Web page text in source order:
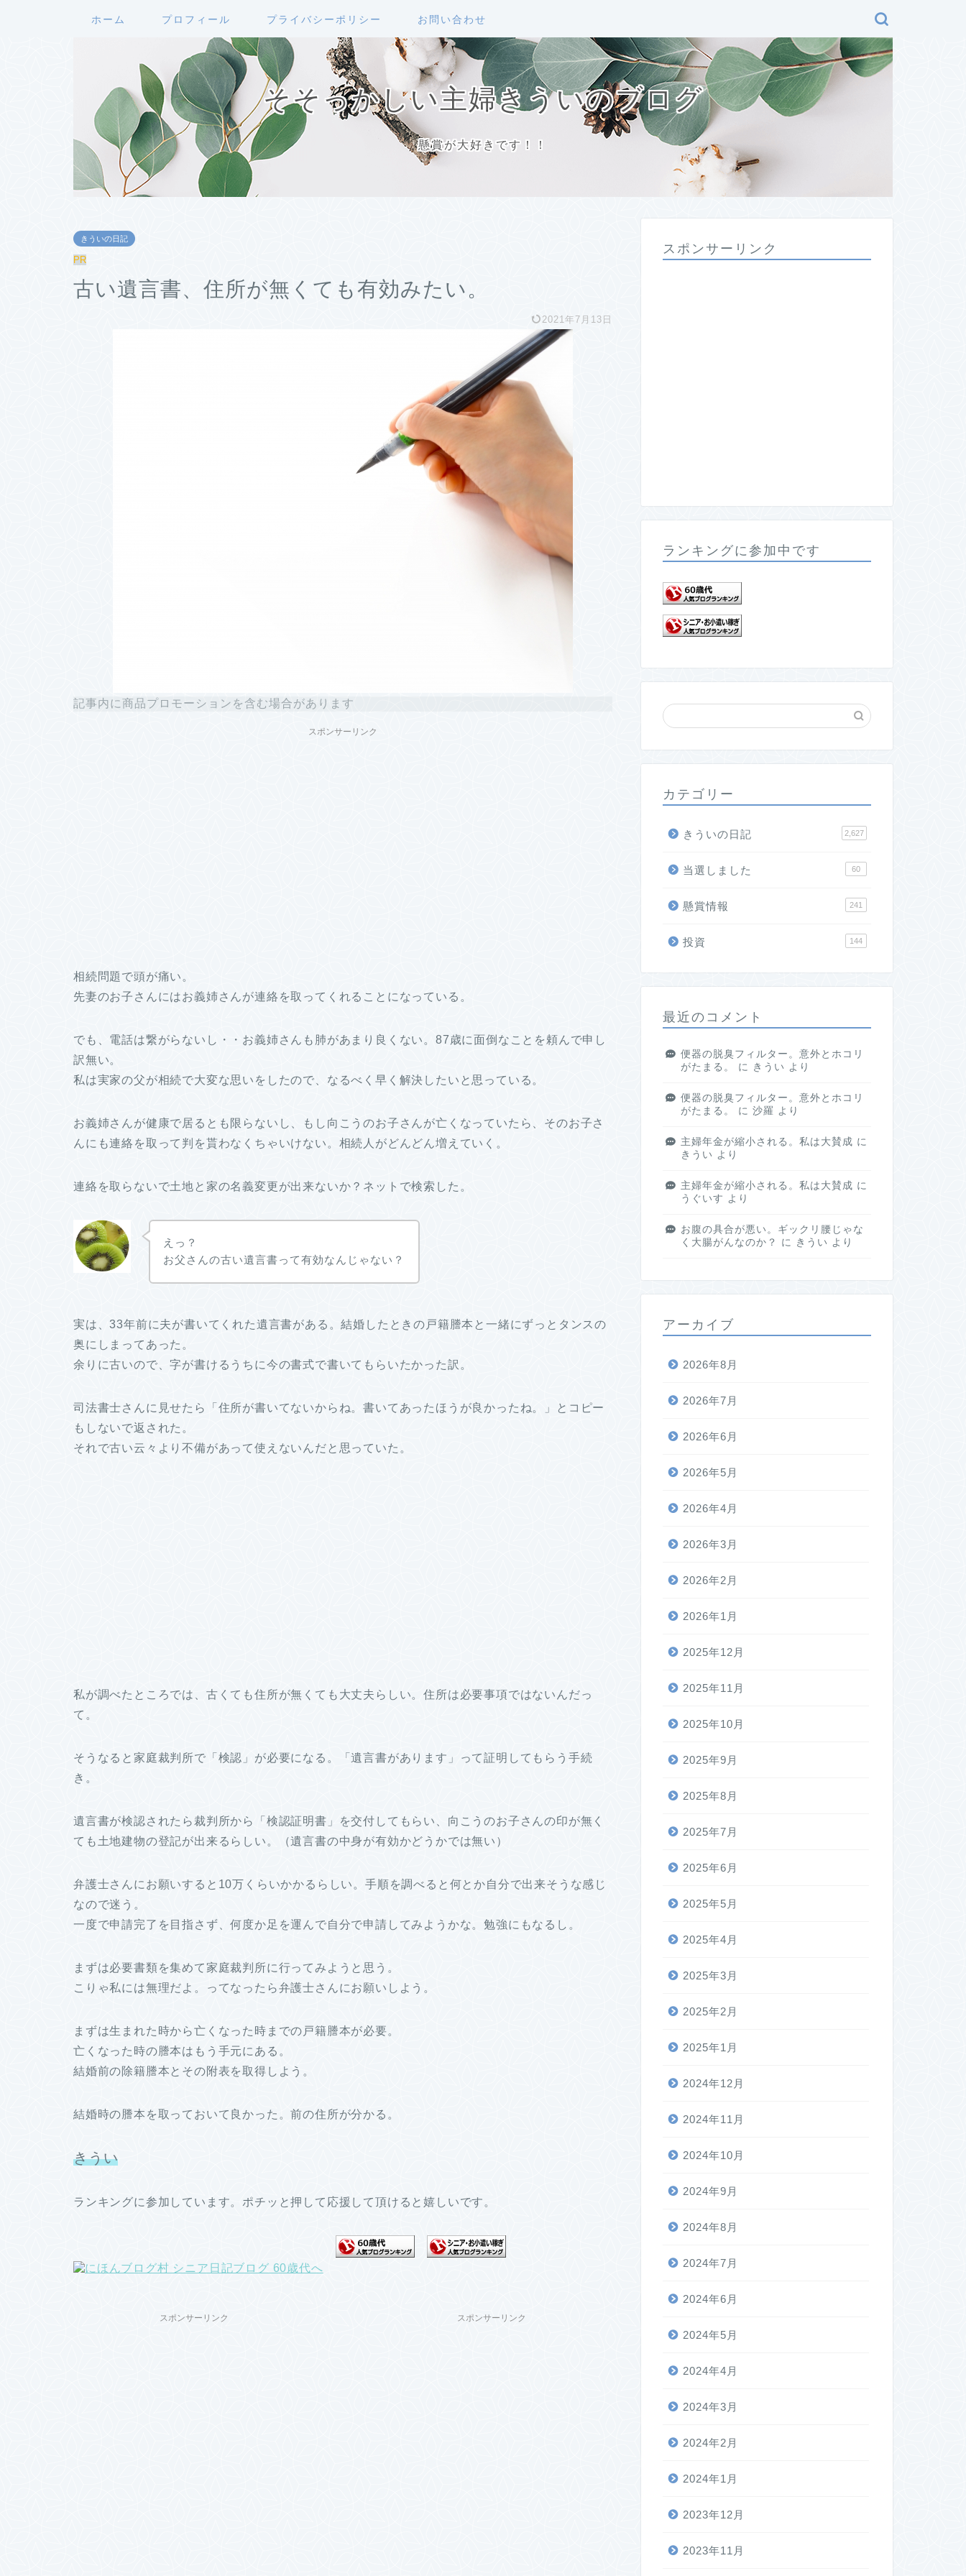
ホーム プロフィール プライバシーポリシー お問い合わせ
そそっかしい主婦きういのブログ
懸賞が大好きです！！
きういの日記
PR
古い遺言書、住所が無くても有効みたい。
2021年7月13日
記事内に商品プロモーションを含む場合があります
スポンサーリンク
相続問題で頭が痛い。
先妻のお子さんにはお義姉さんが連絡を取ってくれることになっている。
でも、電話は繋がらないし・・お義姉さんも肺があまり良くない。87歳に面倒なことを頼んで申し
訳無い。
私は実家の父が相続で大変な思いをしたので、なるべく早く解決したいと思っている。
お義姉さんが健康で居るとも限らないし、もし向こうのお子さんが亡くなっていたら、そのお子さ
んにも連絡を取って判を貰わなくちゃいけない。相続人がどんどん増えていく。
連絡を取らないで土地と家の名義変更が出来ないか？ネットで検索した。
えっ？
お父さんの古い遺言書って有効なんじゃない？
実は、33年前に夫が書いてくれた遺言書がある。結婚したときの戸籍謄本と一緒にずっとタンスの
奥にしまってあった。
余りに古いので、字が書けるうちに今の書式で書いてもらいたかった訳。
司法書士さんに見せたら「住所が書いてないからね。書いてあったほうが良かったね。」とコピー
もしないで返された。
それで古い云々より不備があって使えないんだと思っていた。
私が調べたところでは、古くても住所が無くても大丈夫らしい。住所は必要事項ではないんだっ
て。
そうなると家庭裁判所で「検認」が必要になる。「遺言書があります」って証明してもらう手続
き。
遺言書が検認されたら裁判所から「検認証明書」を交付してもらい、向こうのお子さんの印が無く
ても土地建物の登記が出来るらしい。（遺言書の中身が有効かどうかでは無い）
弁護士さんにお願いすると10万くらいかかるらしい。手順を調べると何とか自分で出来そうな感じ
なので迷う。
一度で申請完了を目指さず、何度か足を運んで自分で申請してみようかな。勉強にもなるし。
まずは必要書類を集めて家庭裁判所に行ってみようと思う。
こりゃ私には無理だよ。ってなったら弁護士さんにお願いしよう。
まずは生まれた時から亡くなった時までの戸籍謄本が必要。
亡くなった時の謄本はもう手元にある。
結婚前の除籍謄本とその附表を取得しよう。
結婚時の謄本を取っておいて良かった。前の住所が分かる。
きうい
ランキングに参加しています。ポチッと押して応援して頂けると嬉しいです。
スポンサーリンク スポンサーリンク
スポンサーリンク
ランキングに参加中です
カテゴリー
きういの日記 2,627
当選しました 60
懸賞情報 241
投資 144
最近のコメント
便器の脱臭フィルター。意外とホコリ
がたまる。
に きうい より
便器の脱臭フィルター。意外とホコリ
がたまる。
に 沙羅 より
主婦年金が縮小される。私は大賛成 に
きうい より
主婦年金が縮小される。私は大賛成 に
うぐいす より
お腹の具合が悪い。ギックリ腰じゃな
く大腸がんなのか？
に きうい より
アーカイブ
2026年8月
2026年7月
2026年6月
2026年5月
2026年4月
2026年3月
2026年2月
2026年1月
2025年12月
2025年11月
2025年10月
2025年9月
2025年8月
2025年7月
2025年6月
2025年5月
2025年4月
2025年3月
2025年2月
2025年1月
2024年12月
2024年11月
2024年10月
2024年9月
2024年8月
2024年7月
2024年6月
2024年5月
2024年4月
2024年3月
2024年2月
2024年1月
2023年12月
2023年11月